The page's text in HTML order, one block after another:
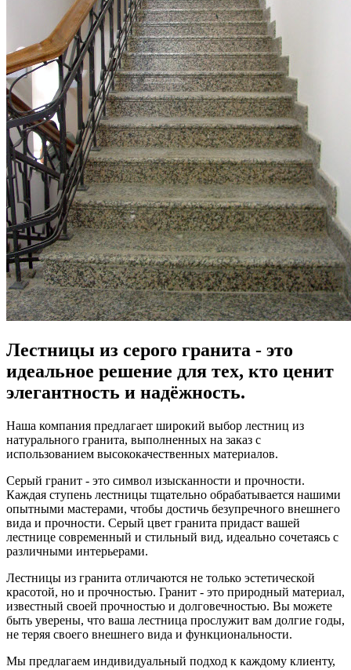
Лестницы из серого гранита - это
идеальное решение для тех, кто ценит
элегантность и надёжность.
Наша компания предлагает широкий выбор лестниц из
натурального гранита, выполненных на заказ с
использованием высококачественных материалов.
Серый гранит - это символ изысканности и прочности.
Каждая ступень лестницы тщательно обрабатывается нашими
опытными мастерами, чтобы достичь безупречного внешнего
вида и прочности. Серый цвет гранита придаст вашей
лестнице современный и стильный вид, идеально сочетаясь с
различными интерьерами.
Лестницы из гранита отличаются не только эстетической
красотой, но и прочностью. Гранит - это природный материал,
известный своей прочностью и долговечностью. Вы можете
быть уверены, что ваша лестница прослужит вам долгие годы,
не теряя своего внешнего вида и функциональности.
Мы предлагаем индивидуальный подход к каждому клиенту,